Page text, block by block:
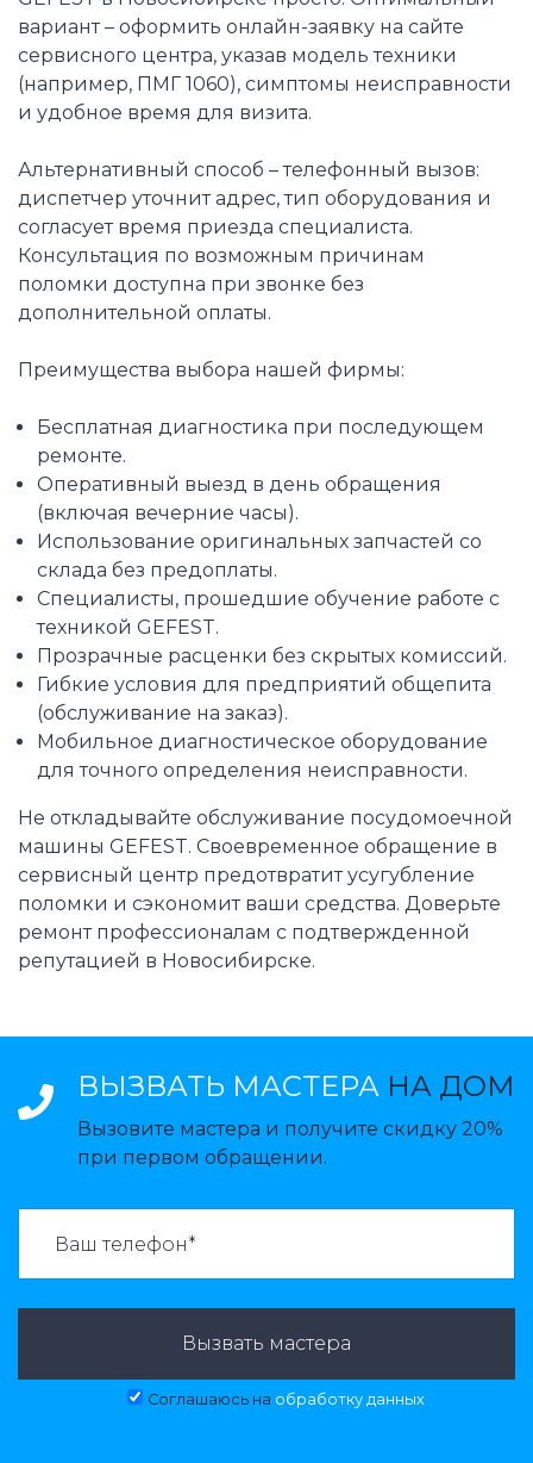
вариант – оформить онлайн-заявку на сайте
сервисного центра, указав модель техники
(например, ПМГ 1060), симптомы неисправности
и удобное время для визита.
Альтернативный способ – телефонный вызов:
диспетчер уточнит адрес, тип оборудования и
согласует время приезда специалиста.
Консультация по возможным причинам
поломки доступна при звонке без
дополнительной оплаты.
Преимущества выбора нашей фирмы:
Бесплатная диагностика при последующем
ремонте.
Оперативный выезд в день обращения
(включая вечерние часы).
Использование оригинальных запчастей со
склада без предоплаты.
Специалисты, прошедшие обучение работе с
техникой GEFEST.
Прозрачные расценки без скрытых комиссий.
Гибкие условия для предприятий общепита
(обслуживание на заказ).
Мобильное диагностическое оборудование
для точного определения неисправности.
Не откладывайте обслуживание посудомоечной
машины GEFEST. Своевременное обращение в
сервисный центр предотвратит усугубление
поломки и сэкономит ваши средства. Доверьте
ремонт профессионалам с подтвержденной
репутацией в Новосибирске.
ВЫЗВАТЬ МАСТЕРА НА ДОМ
Вызовите мастера и получите скидку 20%
при первом обращении.
Вызвать мастера
Соглашаюсь на обработку данных